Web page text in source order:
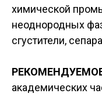
химической
неоднородных
сгустители,
академических